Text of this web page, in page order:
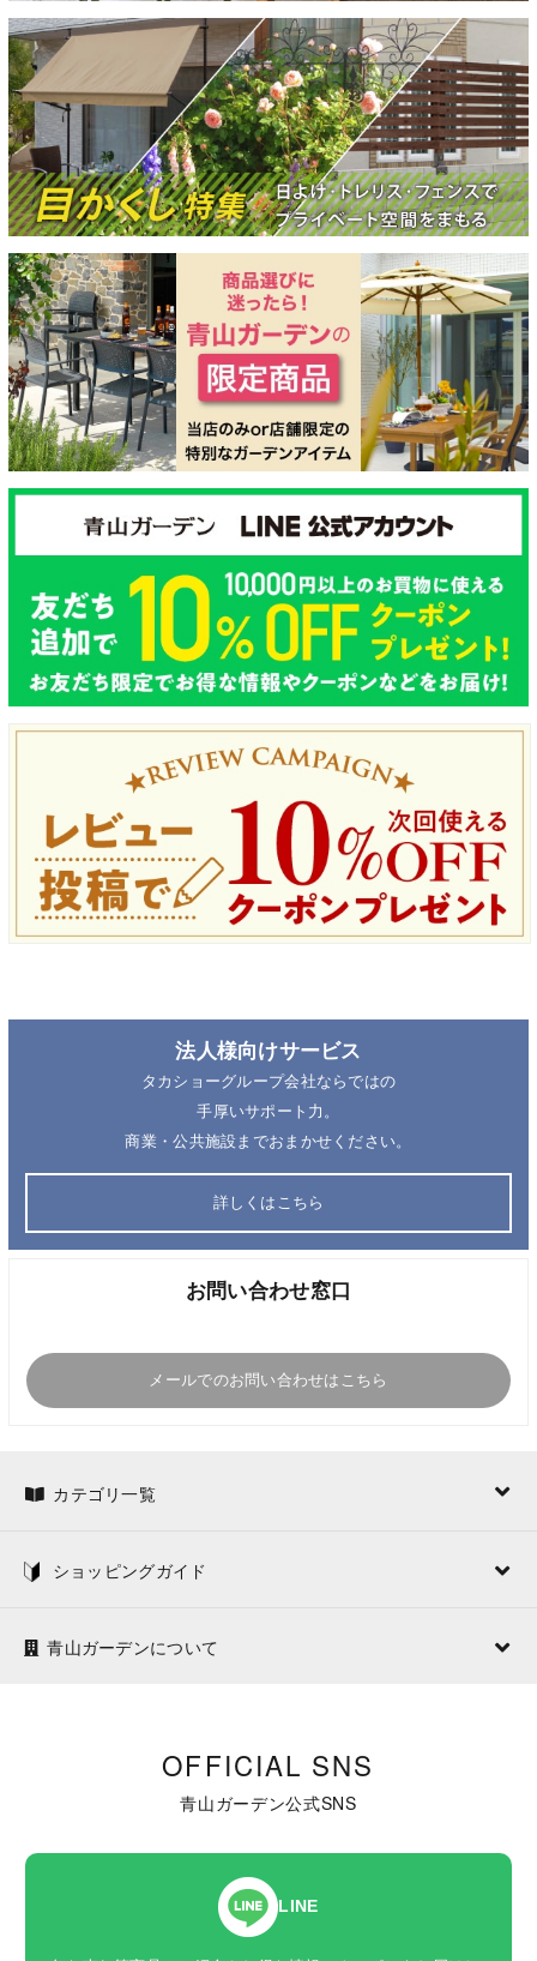
法人様向けサービス
タカショーグループ会社ならではの
手厚いサポート力。
商業・公共施設までおまかせください。
詳しくはこちら
お問い合わせ窓口
メールでのお問い合わせはこちら
カテゴリ一覧
ショッピングガイド
青山ガーデンについて
OFFICIAL SNS
青山ガーデン公式SNS
LINE